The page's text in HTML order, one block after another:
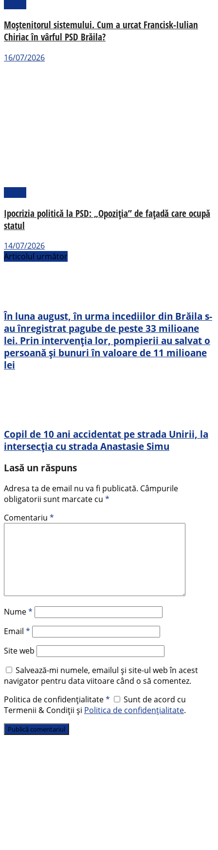
Moștenitorul sistemului. Cum a urcat Francisk-Iulian
Chiriac în vârful PSD Brăila?
16/07/2026
Ipocrizia politică la PSD: „Opoziția” de fațadă care ocupă
statul
14/07/2026
Articolul următor
În luna august, în urma incediilor din Brăila s-
au înregistrat pagube de peste 33 milioane
lei. Prin intervenția lor, pompierii au salvat o
persoană și bunuri în valoare de 11 milioane
lei
Copil de 10 ani accidentat pe strada Unirii, la
intersecția cu strada Anastasie Simu
Lasă un răspuns
Adresa ta de email nu va fi publicată. Câmpurile
obligatorii sunt marcate cu *
Comentariu *
Nume*
Email *
Site web
Salvează-mi numele, emailul și site-ul web în acest
navigator pentru data viitoare când o să comentez.
Politica de confidențialitate*
Sunt de acord cu
Termenii & Condiții și Politica de confidențialitate.